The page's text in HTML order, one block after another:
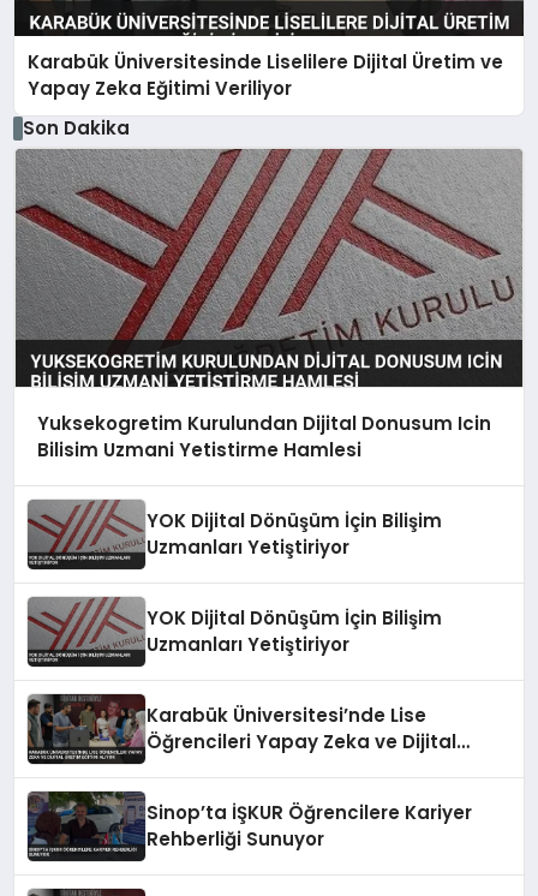
Karabük Üniversitesinde Liselilere Dijital Üretim ve
Yapay Zeka Eğitimi Veriliyor
Son Dakika
Yuksekogretim Kurulundan Dijital Donusum Icin
Bilisim Uzmani Yetistirme Hamlesi
YOK Dijital Dönüşüm İçin Bilişim
Uzmanları Yetiştiriyor
YOK Dijital Dönüşüm İçin Bilişim
Uzmanları Yetiştiriyor
Karabük Üniversitesi’nde Lise
Öğrencileri Yapay Zeka ve Dijital
Sinop’ta İŞKUR Öğrencilere Kariyer
Rehberliği Sunuyor